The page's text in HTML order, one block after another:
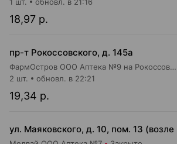
18,97 р.
пр-т Рокоссовского, д. 145а
ФармОстров ООО Аптека №9 на Рокоссовского
19,34 р.
2 шт. обновл. в 22:21